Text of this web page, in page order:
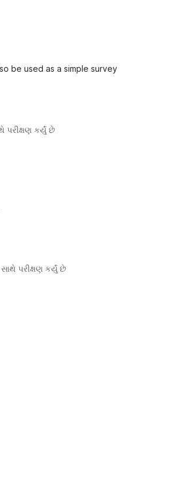
be used as a simple survey
પરીક્ષણ કર્યું છે
પરીક્ષણ કર્યું છે